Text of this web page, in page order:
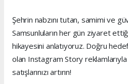
Şehrin nabzını tutan, samimi ve
Samsunluların her gün ziyaret
hikayesini anlatıyoruz. Doğru
olan Instagram Story reklamlarıyla
satışlarınızı artırın!